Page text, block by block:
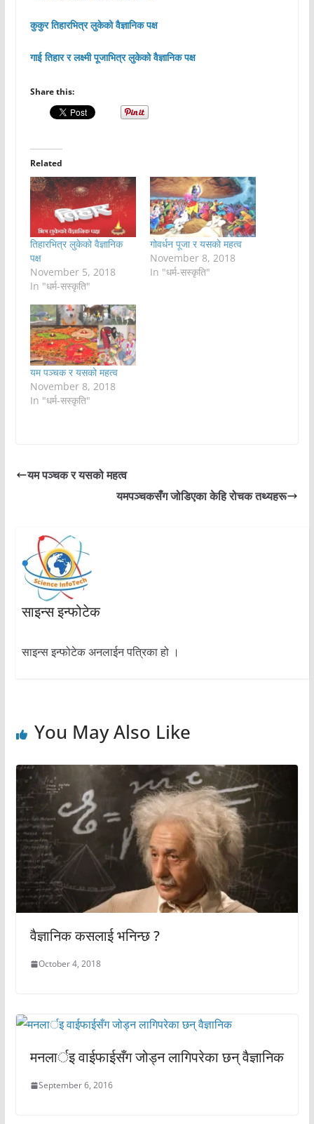
कुकुर तिहारभित्र लुकेको वैज्ञानिक पक्ष
गाई तिहार र लक्ष्मी पूजाभित्र लुकेको वैज्ञानिक पक्ष
Share this:
Related
तिहारभित्र लुकेको वैज्ञानिक
पक्ष
November 5, 2018
In "धर्म-सस्कृति"
गोवर्धन पूजा र यसको महत्व
November 8, 2018
In "धर्म-सस्कृति"
यम पञ्चक र यसको महत्व
November 8, 2018
In "धर्म-सस्कृति"
यम पञ्चक र यसको महत्व
यमपञ्चकसँग जोडिएका केहि रोचक तथ्यहरू
साइन्स इन्फोटेक
साइन्स इन्फोटेक अनलाईन पत्रिका हो ।
You May Also Like
वैज्ञानिक कसलाई भनिन्छ ?
October 4, 2018
मनलार्इ वाईफाईसँग जोड्न लागिपरेका छन् वैज्ञानिक
September 6, 2016